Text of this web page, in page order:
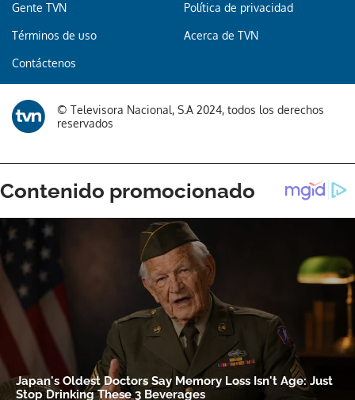
Gente TVN Política de privacidad
Términos de uso Acerca de TVN
Contáctenos
© Televisora Nacional, S.A 2024, todos los derechos
reservados